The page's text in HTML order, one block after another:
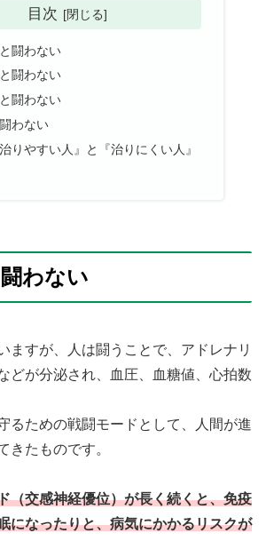
目次
闘わない
闘わない
闘わない
わない
りやすい人』と『治りにくい人』
闘わない
ますが、人は闘うことで、アドレナリ
どが分泌され、血圧、血糖値、心拍数
るための戦闘モードとして、人間が進
きたものです。
（交感神経優位）が長く続くと、免疫
になったりと、病気にかかるリスクが